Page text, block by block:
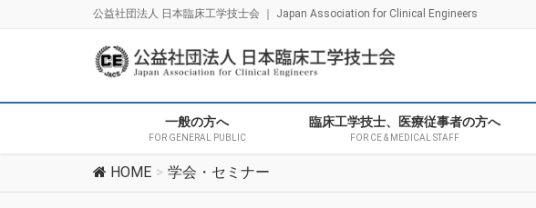
公益社団法人 日本臨床工学技士会 ｜ Japan Association for Clinical Engineers
一般の方へ
FOR GENERAL PUBLIC
臨床工学技士、医療従事者の方へ
FOR CE & MEDICAL STAFF
HOME 学会・セミナー